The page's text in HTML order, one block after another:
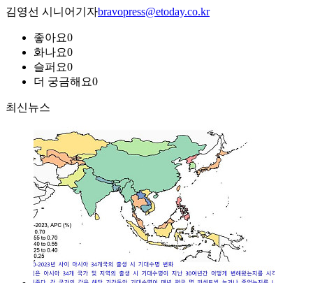
김영선 시니어기자bravopress@etoday.co.kr
좋아요0
화나요0
슬퍼요0
더 궁금해요0
최신뉴스